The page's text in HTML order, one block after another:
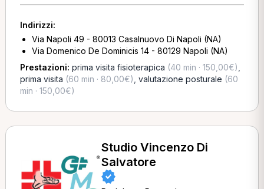
Indirizzi:
Via Napoli 49 - 80013 Casalnuovo Di Napoli (NA)
Via Domenico De Dominicis 14 - 80129 Napoli (NA)
Prestazioni: prima visita fisioterapica (40 min · 150,00€)
prima visita (60 min · 80,00€) valutazione posturale (60
min · 150,00€)
Studio Vincenzo Di
Salvatore